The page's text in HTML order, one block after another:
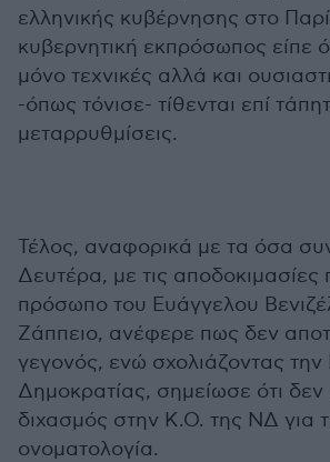
ελληνικής κυβέρνησης στο
κυβερνητική εκπρόσωπος είπε
μόνο τεχνικές αλλά και
-όπως τόνισε- τίθενται επί
μεταρρυθμίσεις.
Τέλος, αναφορικά με τα όσα
Δευτέρα, με τις αποδοκιμασίες
πρόσωπο του Ευάγγελου
Ζάππειο, ανέφερε πως δεν
γεγονός, ενώ σχολιάζοντας την
Δημοκρατίας, σημείωσε ότι δεν
διχασμός στην Κ.Ο. της ΝΔ για
ονοματολογία.